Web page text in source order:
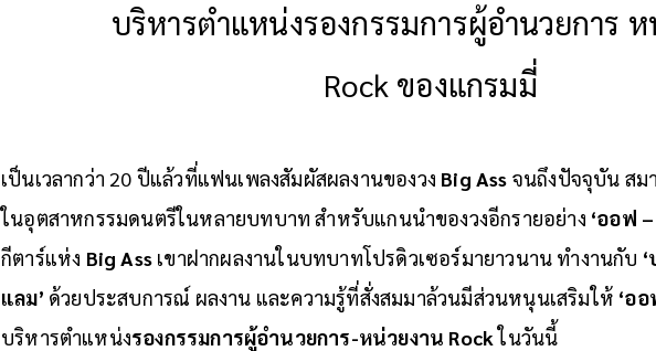
บริหารตำแหน่งรองกรรมการผู้อำนวยการ
Rock ของแกรมมี่
เป็นเวลากว่า 20 ปีแล้วที่แฟนเพลงสัมผัสผลงานของวง Big Ass จนถึงปัจจุบัน สม
ในอุตสาหกรรมดนตรีในหลายบทบาท สำหรับแกนนำของวงอีกรายอย่าง ‘ออฟ
กีตาร์แห่ง Big Ass เขาฝากผลงานในบทบาทโปรดิวเซอร์มายาวนาน ทำงานกับ
แลม’ ด้วยประสบการณ์ ผลงาน และความรู้ที่สั่งสมมาล้วนมีส่วนหนุนเสริมให้ ‘ออ
บริหารตำแหน่งรองกรรมการผู้อำนวยการ-หน่วยงาน Rockในวันนี้